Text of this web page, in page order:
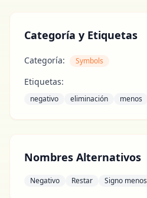
Categoría y Etiquetas
Categoría: Symbols
Etiquetas:
negativo eliminación menos
Nombres Alternativos
Negativo Restar Signo menos